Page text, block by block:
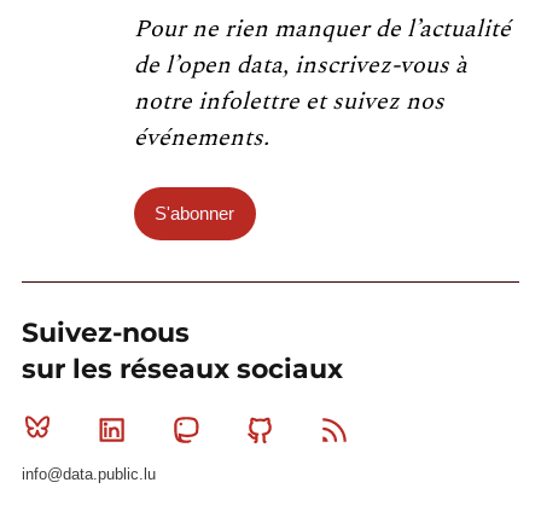
Pour ne rien manquer de l’actualité
de l’open data, inscrivez-vous à
notre infolettre et suivez nos
événements.
S'abonner
Suivez-nous
sur les réseaux sociaux
Bluesky Linkedin MastodonGithub
info@data.public.lu